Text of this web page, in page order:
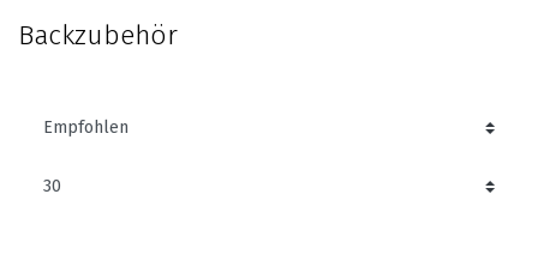
Backzubehör